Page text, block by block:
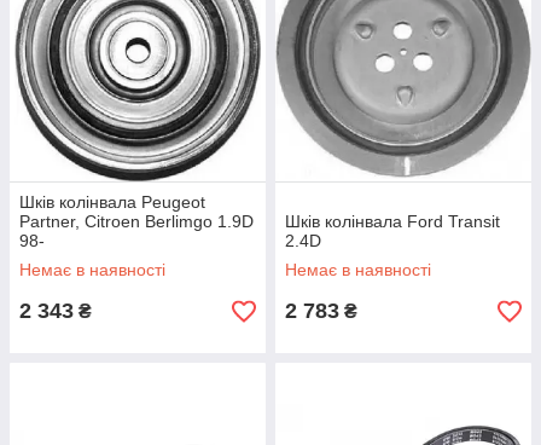
Шків колінвала Peugeot
Partner, Citroen Berlimgo 1.9D
98-
Немає в наявності
2 343 ₴
Шків колінвала Ford Transit
2.4D
Немає в наявності
2 783 ₴